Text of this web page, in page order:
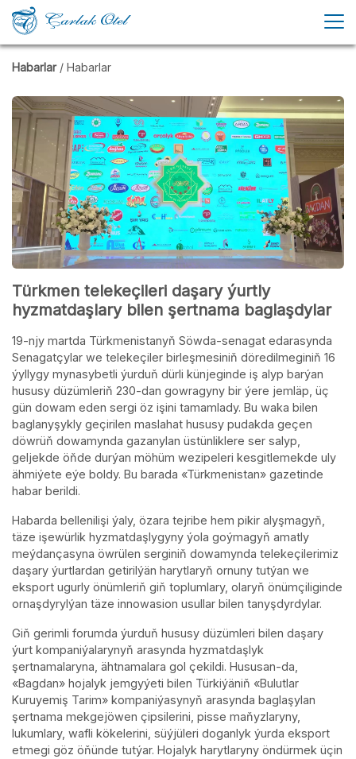
Habarlar / Habarlar
Türkmen telekeçileri daşary ýurtly
hyzmatdaşlary bilen şertnama baglaşdylar
19-njy martda Türkmenistanyň Söwda-senagat edarasynda
Senagatçylar we telekeçiler birleşmesiniň döredilmeginiň 16
ýyllygy mynasybetli ýurduň dürli künjeginde iş alyp barýan
hususy düzümleriň 230-dan gowragyny bir ýere jemläp, üç
gün dowam eden sergi öz işini tamamlady. Bu waka bilen
baglanyşykly geçirilen maslahat hususy pudakda geçen
döwrüň dowamynda gazanylan üstünliklere ser salyp,
geljekde öňde durýan möhüm wezipeleri kesgitlemekde uly
ähmiýete eýe boldy. Bu barada «Türkmenistan» gazetinde
habar berildi.
Habarda bellenilişi ýaly, özara tejribe hem pikir alyşmagyň,
täze işewürlik hyzmatdaşlygyny ýola goýmagyň amatly
meýdançasyna öwrülen serginiň dowamynda telekeçilerimiz
daşary ýurtlardan getirilýän harytlaryň ornuny tutýan we
eksport ugurly önümleriň giň toplumlary, olaryň önümçiliginde
ornaşdyrylýan täze innowasion usullar bilen tanyşdyrdylar.
Giň gerimli forumda ýurduň hususy düzümleri bilen daşary
ýurt kompaniýalarynyň arasynda hyzmatdaşlyk
şertnamalaryna, ähtnamalara gol çekildi. Hususan-da,
«Bagdan» hojalyk jemgyýeti bilen Türkiýäniň «Bulutlar
Kuruyemiş Tarim» kompaniýasynyň arasynda baglaşylan
şertnama mekgejöwen çipsilerini, pisse maňyzlaryny,
lukumlary, wafli kökelerini, süýjüleri doganlyk ýurda eksport
etmegi göz öňünde tutýar. Hojalyk harytlaryny öndürmek üçin